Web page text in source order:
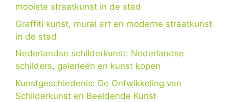
mooiste straatkunst in de stad
Graffiti kunst, mural art en moderne straatkunst
in de stad
Nederlandse schilderkunst: Nederlandse
schilders, galerieën en kunst kopen
Kunstgeschiedenis: De Ontwikkeling van
Schilderkunst en Beeldende Kunst